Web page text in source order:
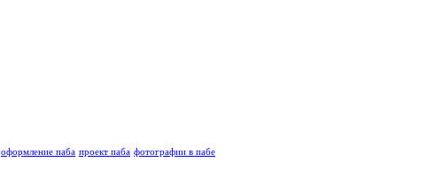
оформление паба проект паба фотографии в пабе